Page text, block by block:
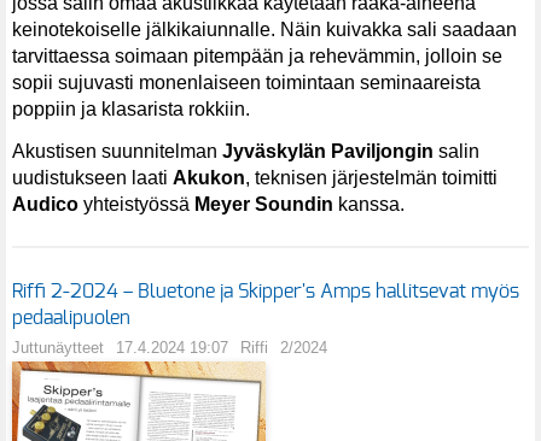
keinotekoiselle jälkikaiunnalle. Näin kuivakka sali saadaan
tarvittaessa soimaan pitempään ja rehevämmin, jolloin se
sopii sujuvasti monenlaiseen toimintaan seminaareista
poppiin ja klasarista rokkiin.
Akustisen suunnitelman Jyväskylän Paviljongin salin
uudistukseen laati Akukon, teknisen järjestelmän toimitti
Audico yhteistyössä Meyer Soundin kanssa.
Riffi 2-2024 – Bluetone ja Skipper's Amps hallitsevat myös
pedaalipuolen
Juttunäytteet 17.4.2024 19:07 Riffi 2/2024